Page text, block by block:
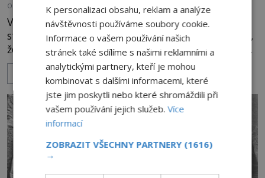
OD ANDREA ŠULCOVÁ 24.6.2025 3.6TIS
V americké občanské válce umírají na obou
stranách fronty vojáci po desetitisících. Zdá se ale,
že jeden muž zemřít nemůže. Stálo na straně H. D.
Forestera neuvěřitelné štěstí, anebo děsivé
prokletí? Harold D. Forester (1830–1864) je jednou
z temných postav americké války Severu proti Jihu
(1861–1865). V bratrovražedných bojích u
Williamsburgu si tento mu
ZOBRAZIT VÍCE
K personalizaci obsahu, reklam a analýze
návštěvnosti používáme soubory cookie.
Informace o vašem používání našich
stránek také sdílíme s našimi reklamními a
analytickými partnery, kteří je mohou
kombinovat s dalšími informacemi, které
jste jim poskytli nebo které shromáždili při
vašem používání jejich služeb.Více
informací
ZOBRAZIT VŠECHNY PARTNERY (1616)
→